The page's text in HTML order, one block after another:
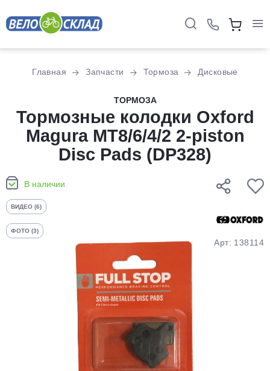
Главная Запчасти Тормоза Дисковые
ТОРМОЗА
Тормозные колодки Oxford
Magura MT8/6/4/2 2-piston
Disc Pads (DP328)
В наличии
ВИДЕО (6)
ФОТО (3)
Арт: 138114
оплатуна части
без переплат
График платежей
Сегодня
25%
Добавляйте товары
в корзину
Оплачивайте сегодня только
% картой любого банка